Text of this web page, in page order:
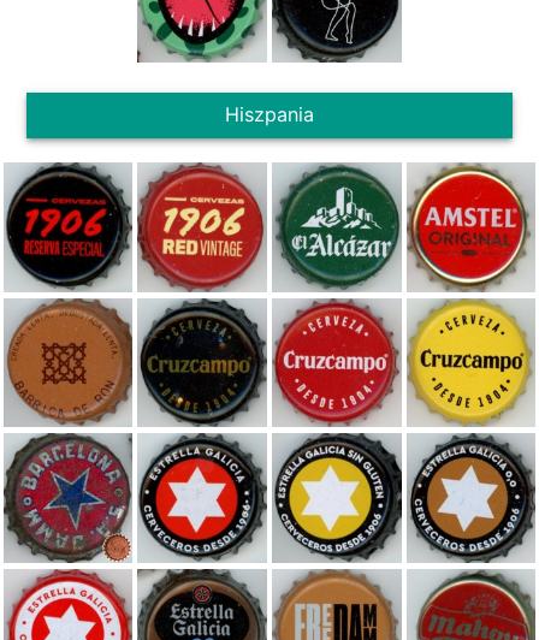
Hiszpania